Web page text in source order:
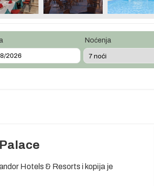
Noćenja
Hotels & Resorts i kopija je